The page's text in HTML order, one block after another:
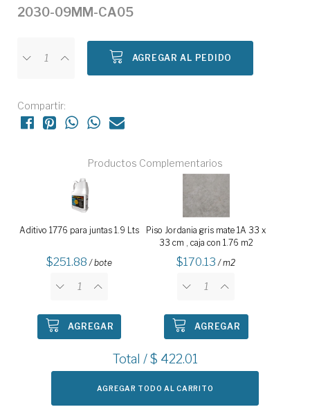
2030-09MM-CA05
AGREGAR AL PEDIDO
Compartir:
Productos Complementarios
Aditivo 1776 para juntas 1.9 Lts
251.88 / bote
AGREGAR
Piso Jordania gris mate 1A 33 x
33 cm , caja con 1.76 m2
170.13 / m2
AGREGAR
Total / $ 422.01
AGREGAR TODO AL CARRITO